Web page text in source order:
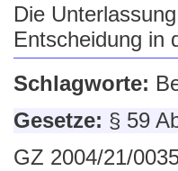
Die
Entscheidung in
Schlagworte:
Gesetze: § 59
GZ 2004/21/